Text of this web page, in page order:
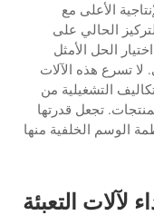
الأعلى مع
الحالي على
الحل الأمثل
تسرع هذه الآلات
التشغيلية من
تجعل قدرتها
الوسم الخلفية منها
لآلات التعبئة